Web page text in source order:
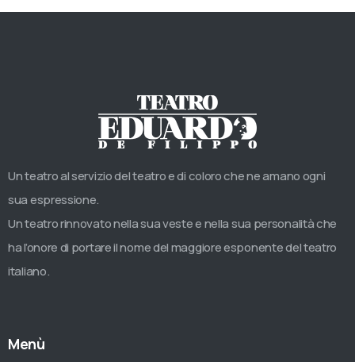
Un teatro al servizio del teatro e di coloro che ne amano ogni
sua espressione.
Un teatro rinnovato nella sua veste e nella sua personalità che
ha l’onore di portare il nome del maggiore esponente del teatro
italiano.
Menù